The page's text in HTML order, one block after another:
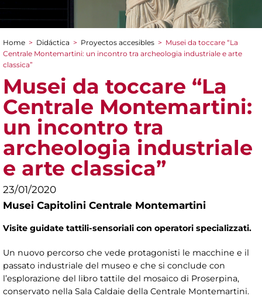
You are here
Home > Didáctica > Proyectos accesibles > Musei da toccare “La
Centrale Montemartini: un incontro tra archeologia industriale e arte
classica”
Musei da toccare “La
Centrale Montemartini:
un incontro tra
archeologia industriale
e arte classica”
23/01/2020
Musei Capitolini Centrale Montemartini
Visite guidate tattili-sensoriali con operatori specializzati.
Un nuovo percorso che vede protagonisti le macchine e il
passato industriale del museo e che si conclude con
l’esplorazione del libro tattile del mosaico di Proserpina,
conservato nella Sala Caldaie della Centrale Montemartini.